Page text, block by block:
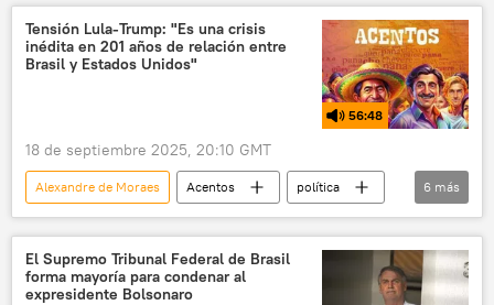
Tensión Lula-Trump: "Es una crisis
inédita en 201 años de relación entre
Brasil y Estados Unidos"
56:48
18 de septiembre 2025, 20:10 GMT
Alexandre de Moraes Acentos
política
Jair Bolsonaro
Brasil
Donald Trump
Nueva York
ONU
Supremo Tribunal Federal
6 más
El Supremo Tribunal Federal de Brasil
forma mayoría para condenar al
expresidente Bolsonaro